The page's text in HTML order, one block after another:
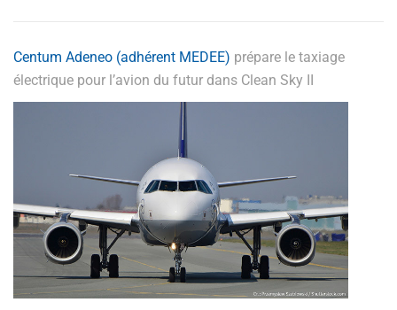
Centum Adeneo (adhérent MEDEE) prépare le taxiage
électrique pour l’avion du futur dans Clean Sky II